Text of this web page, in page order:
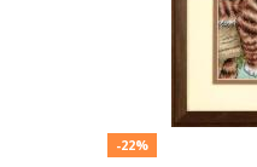
-22%